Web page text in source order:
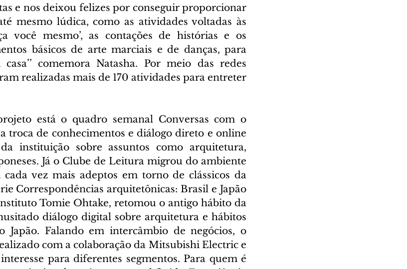
e nos deixou felizes por conseguir proporcionar
mesmo lúdica, como as atividades voltadas às
você mesmo’, as contações de histórias e os
básicos de arte marciais e de danças, para
comemora Natasha. Por meio das redes
realizadas mais de 170 atividades para entreter
está o quadro semanal Conversas com o
troca de conhecimentos e diálogo direto e online
instituição sobre assuntos como arquitetura,
Já o Clube de Leitura migrou do ambiente
vez mais adeptos em torno de clássicos da
Correspondências arquitetônicas: Brasil e Japão
Tomie Ohtake, retomou o antigo hábito da
diálogo digital sobre arquitetura e hábitos
Falando em intercâmbio de negócios, o
com a colaboração da Mitsubishi Electric e
para diferentes segmentos. Para quem é